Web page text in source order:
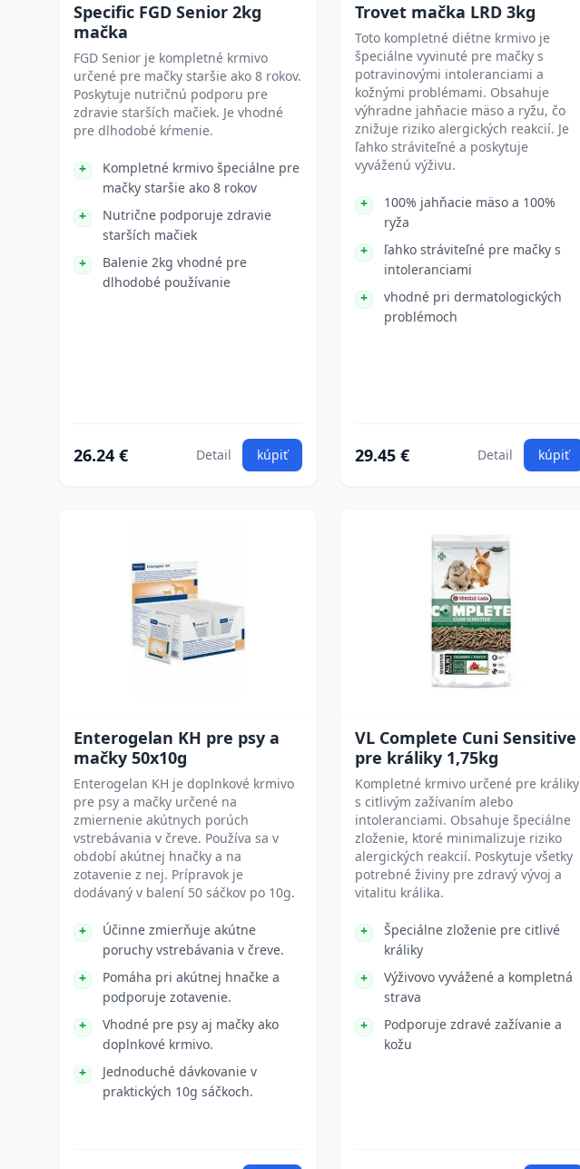
Specific FGD Senior 2kg
mačka
FGD Senior je kompletné krmivo
určené pre mačky staršie ako 8 rokov.
Poskytuje nutričnú podporu pre
zdravie starších mačiek. Je vhodné
pre dlhodobé kŕmenie.
Kompletné krmivo špeciálne pre
mačky staršie ako 8 rokov
Nutrične podporuje zdravie
starších mačiek
Balenie 2kg vhodné pre
dlhodobé používanie
26.24 € Detail kúpiť
Trovet mačka LRD 3kg
Toto kompletné diétne krmivo je
špeciálne vyvinuté pre mačky s
potravinovými intoleranciami a
kožnými problémami. Obsahuje
výhradne jahňacie mäso a ryžu, čo
znižuje riziko alergických reakcií. Je
ľahko stráviteľné a poskytuje
vyváženú výživu.
100% jahňacie mäso a 100%
ryža
ľahko stráviteľné pre mačky s
intoleranciami
vhodné pri dermatologických
problémoch
29.45 € Detail kúpiť
Enterogelan KH pre psy a
mačky 50x10g
Enterogelan KH je doplnkové krmivo
pre psy a mačky určené na
zmiernenie akútnych porúch
vstrebávania v čreve. Používa sa v
období akútnej hnačky a na
zotavenie z nej. Prípravok je
dodávaný v balení 50 sáčkov po 10g.
Účinne zmierňuje akútne
poruchy vstrebávania v čreve.
Pomáha pri akútnej hnačke a
podporuje zotavenie.
Vhodné pre psy aj mačky ako
doplnkové krmivo.
Jednoduché dávkovanie v
praktických 10g sáčkoch.
VL Complete Cuni Sensitive
pre králiky 1,75kg
Kompletné krmivo určené pre králiky
s citlivým zažívaním alebo
intoleranciami. Obsahuje špeciálne
zloženie, ktoré minimalizuje riziko
alergických reakcií. Poskytuje všetky
potrebné živiny pre zdravý vývoj a
vitalitu králika.
Špeciálne zloženie pre citlivé
králiky
Výživovo vyvážené a kompletná
strava
Podporuje zdravé zažívanie a
kožu